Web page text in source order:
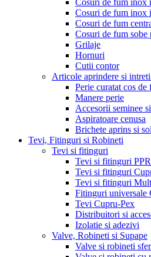
Cosuri de fum inox
Cosuri de fum
Cosuri de fum sobe
Grilaje
Hornuri
Cutii contor
Articole aprindere si
Perie curatat cos de
Manere perie
Accesorii seminee
Aspiratoare cenusa
Brichete aprins si
Tevi, Fitinguri si Robineti
Tevi si fitinguri
Tevi si fitinguri PPR
Tevi si fitinguri
Tevi si fitinguri
Fitinguri universale
Tevi Cupru-Pex
Distribuitori si
Izolatie si adezivi
Valve, Robineti si Supape
Valve si robineti